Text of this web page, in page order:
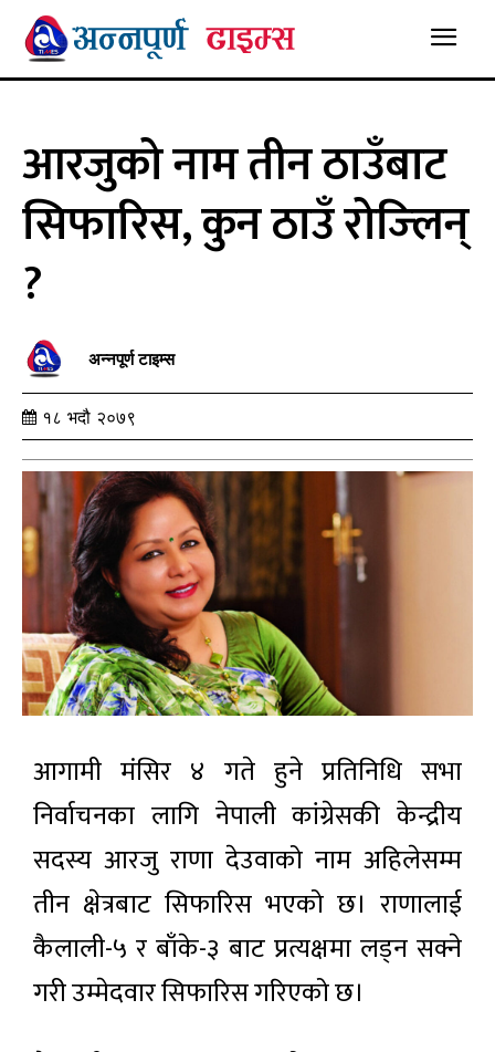
आरजुको नाम तीन ठाउँबाट
सिफारिस, कुन ठाउँ रोज्लिन्
?
अन्नपूर्ण टाइम्स
१८ भदौ २०७९
आगामी मंसिर ४ गते हुने प्रतिनिधि सभा
निर्वाचनका लागि नेपाली कांग्रेसकी केन्द्रीय
सदस्य आरजु राणा देउवाको नाम अहिलेसम्म
तीन क्षेत्रबाट सिफारिस भएको छ। राणालाई
कैलाली-५ र बाँके-३ बाट प्रत्यक्षमा लड्न सक्ने
गरी उम्मेदवार सिफारिस गरिएको छ।